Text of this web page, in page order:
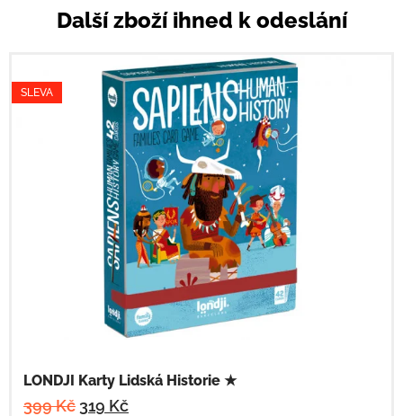
Další zboží ihned k odeslání
SLEVA
LONDJI Karty Lidská Historie ★
399Kč 319 Kč